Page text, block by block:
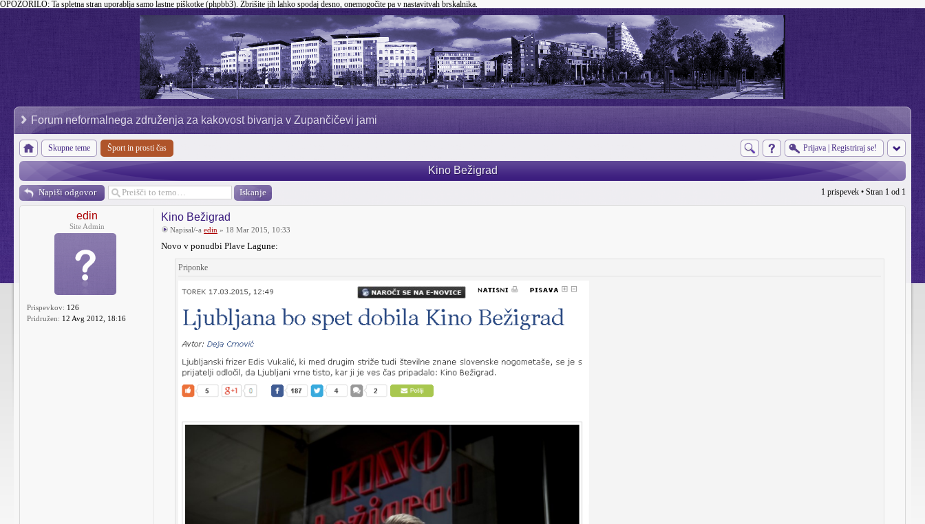
OPOZORILO: Ta spletna stran uporablja samo lastne piškotke (phpbb3). Zbrišite jih lahko spodaj desno, onemogočite pa v nastavitvah brskalnika.
Forum neformalnega združenja za kakovost bivanja v Zupančičevi jami
Skupne teme Šport in prosti čas Prijava Registriraj se!
Kino Bežigrad
Napiši odgovor 1 prispevek • Stran 1 od 1
edin
Site Admin
Prispevkov: 126
Pridružen: 12 Avg 2012, 18:16
Kino Bežigrad
Napisal/-a edin » 18 Mar 2015, 10:33
Novo v ponudbi Plave Lagune:
Priponke